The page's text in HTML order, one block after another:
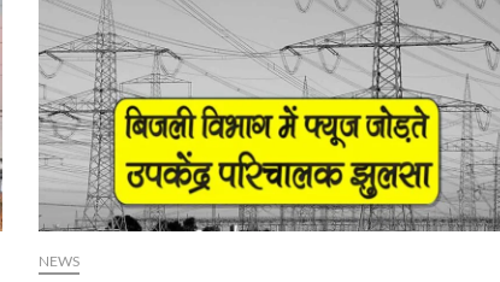
NEWS